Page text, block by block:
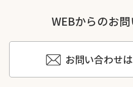
WEBからのお
お問い合わせ